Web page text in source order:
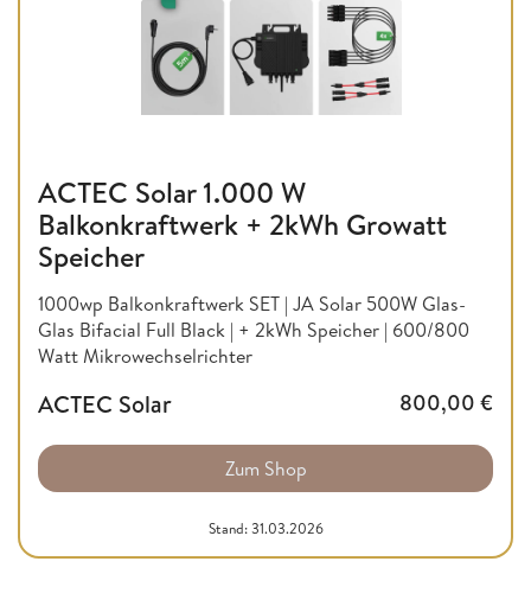
ACTEC Solar 1.000 W
Balkonkraftwerk + 2kWh Growatt
Speicher
1000wp Balkonkraftwerk SET | JA Solar 500W Glas-
Glas Bifacial Full Black | + 2kWh Speicher | 600/800
Watt Mikrowechselrichter
ACTEC Solar 800,00 €
Zum Shop
Stand: 31.03.2026